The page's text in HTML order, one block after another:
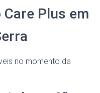
Plus em
no momento da